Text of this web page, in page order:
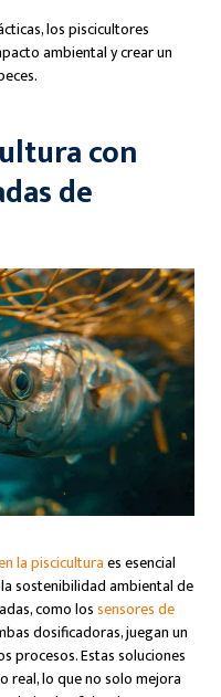
los piscicultores
ambiental y crear un
con
de
la pisciculturaes esencial
sostenibilidad ambiental de
como lossensores de
dosificadoras, juegan un
procesos. Estas soluciones
real, lo que no solo mejora